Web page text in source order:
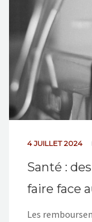
4 JUILLET 2024
Santé :
faire face
Les